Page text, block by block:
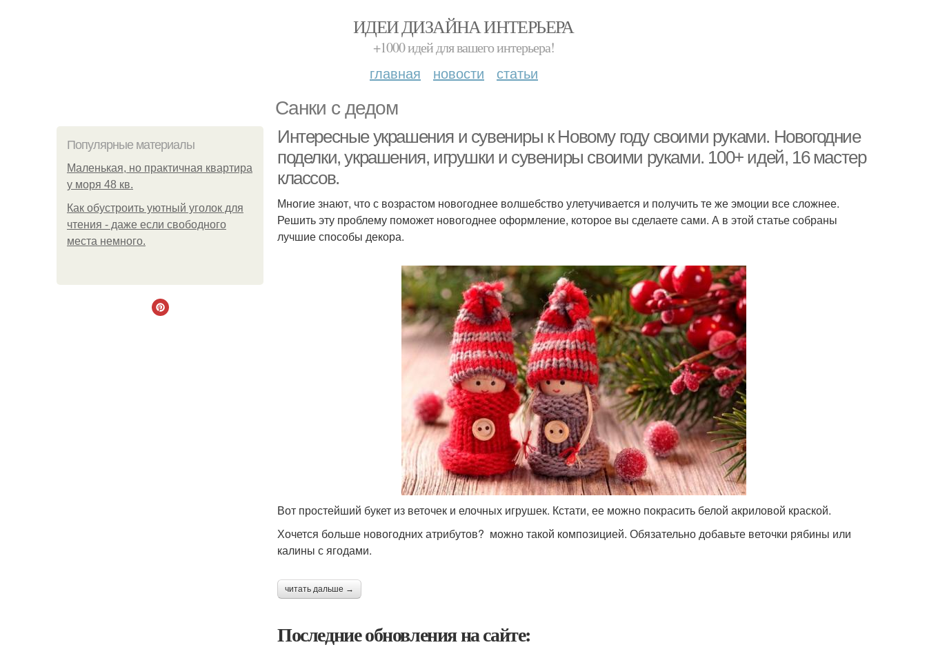
ИДЕИ ДИЗАЙНА ИНТЕРЬЕРА
+1000 идей для вашего интерьера!
главная новости статьи
Санки с дедом
Популярные материалы
Маленькая, но практичная квартира
у моря 48 кв.
Как обустроить уютный уголок для
чтения - даже если свободного
места немного.
Интересные украшения и сувениры к Новому году своими руками. Новогодние
поделки, украшения, игрушки и сувениры своими руками. 100+ идей, 16 мастер
классов.
Многие знают, что с возрастом новогоднее волшебство улетучивается и получить те же эмоции все сложнее.
Решить эту проблему поможет новогоднее оформление, которое вы сделаете сами. А в этой статье собраны
лучшие способы декора.
Вот простейший букет из веточек и елочных игрушек. Кстати, ее можно покрасить белой акриловой краской.
Хочется больше новогодних атрибутов? можно такой композицией. Обязательно добавьте веточки рябины или
калины с ягодами.
читать дальше →
Последние обновления на сайте: